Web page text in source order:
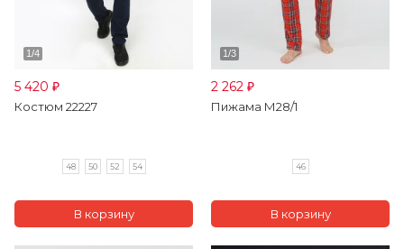
5 420 ₽
Костюм 22227
48 50 52 54
2 262 ₽
Пижама М28/1
46